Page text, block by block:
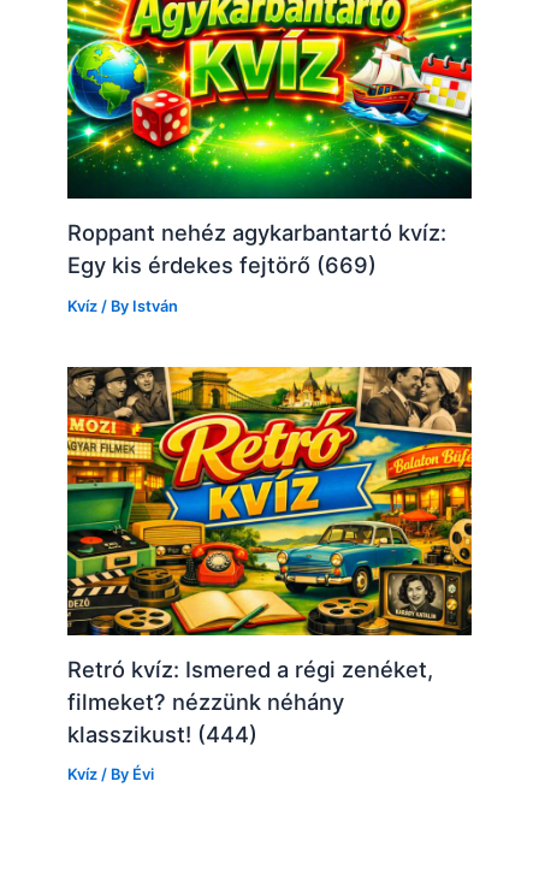
Roppant nehéz agykarbantartó kvíz:
Egy kis érdekes fejtörő (669)
Kvíz / By István
Retró kvíz: Ismered a régi zenéket,
filmeket? nézzünk néhány
klasszikust! (444)
Kvíz / By Évi